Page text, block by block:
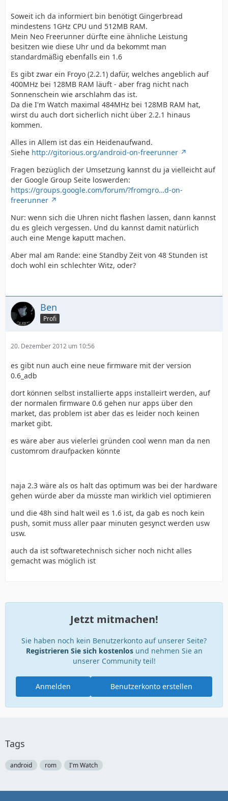
Soweit ich da informiert bin benötigt Gingerbread
mindestens 1GHz CPU und 512MB RAM.
Mein Neo Freerunner dürfte eine ähnliche Leistung
besitzen wie diese Uhr und da bekommt man
standardmäßig ebenfalls ein 1.6
Es gibt zwar ein Froyo (2.2.1) dafür, welches angeblich auf
400MHz bei 128MB RAM läuft - aber frag nicht nach
Sonnenschein wie arschlahm das ist.
Da die I'm Watch maximal 484MHz bei 128MB RAM hat,
wirst du auch dort sicherlich nicht über 2.2.1 hinaus
kommen.
Alles in Allem ist das ein Heidenaufwand.
Siehe http://gitorious.org/android-on-freerunner
Fragen bezüglich der Umsetzung kannst du ja vielleicht auf
der Google Group Seite loswerden:
https://groups.google.com/forum/?fromgro…d-on-
freerunner
Nur: wenn sich die Uhren nicht flashen lassen, dann kannst
du es gleich vergessen. Und du kannst damit natürlich
auch eine Menge kaputt machen.
Aber mal am Rande: eine Standby Zeit von 48 Stunden ist
doch wohl ein schlechter Witz, oder?
Ben
Profi
20. Dezember 2012 um 10:56
es gibt nun auch eine neue firmware mit der version
0.6_adb
dort können selbst installierte apps installeirt werden, auf
der normalen firmware 0.6 gehen nur apps über den
market, das problem ist aber das es leider noch keinen
market gibt.
es wäre aber aus vielerlei gründen cool wenn man da nen
customrom draufpacken könnte
naja 2.3 wäre als os halt das optimum was bei der hardware
gehen würde aber da müsste man wirklich viel optimieren
und die 48h sind halt weil es 1.6 ist, da gab es noch kein
push, somit muss aller paar minuten gesynct werden usw
usw.
auch da ist softwaretechnisch sicher noch nicht alles
gemacht was möglich ist
Jetzt mitmachen!
Sie haben noch kein Benutzerkonto auf unserer Seite?
Registrieren Sie sich kostenlosund nehmen Sie an
unserer Community teil!
Benutzerkonto erstellen
Anmelden
Tags
android rom I'm Watch